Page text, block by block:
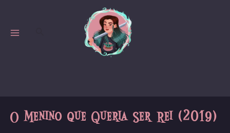
content
O Menino que Queria Ser Rei (2019)